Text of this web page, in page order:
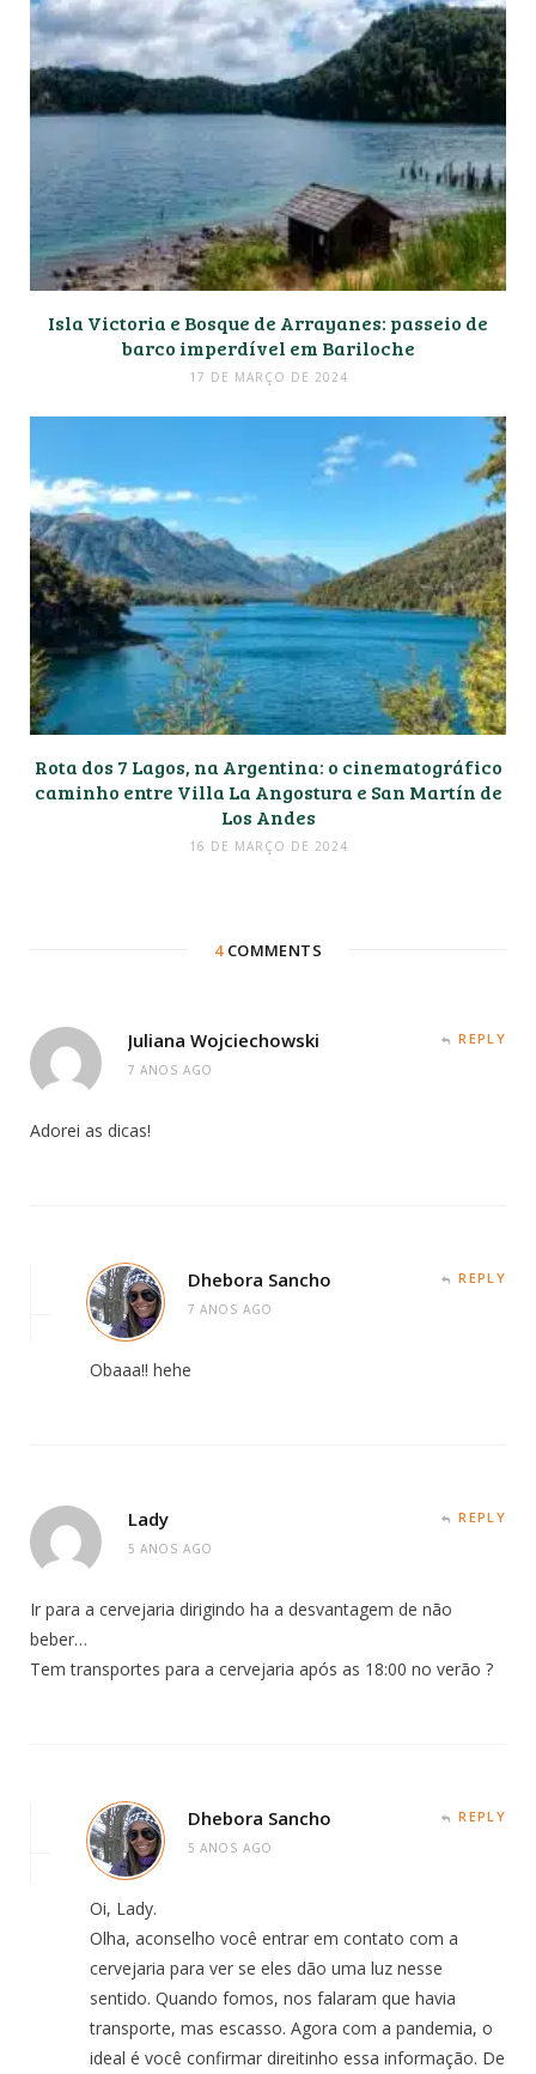
Isla Victoria e Bosque de Arrayanes: passeio de
barco imperdível em Bariloche
17 DE MARÇO DE 2024
Rota dos 7 Lagos, na Argentina: o cinematográfico
caminho entre Villa La Angostura e San Martín de
Los Andes
16 DE MARÇO DE 2024
4COMMENTS
Juliana Wojciechowski
7 ANOS AGO
REPLY
Adorei as dicas!
Dhebora Sancho
7 ANOS AGO
REPLY
Obaaa!! hehe
Lady
5 ANOS AGO
REPLY
Ir para a cervejaria dirigindo ha a desvantagem de não
beber…
Tem transportes para a cervejaria após as 18:00 no verão ?
Dhebora Sancho
5 ANOS AGO
REPLY
Oi, Lady.
Olha, aconselho você entrar em contato com a
cervejaria para ver se eles dão uma luz nesse
sentido. Quando fomos, nos falaram que havia
transporte, mas escasso. Agora com a pandemia, o
ideal é você confirmar direitinho essa informação. De